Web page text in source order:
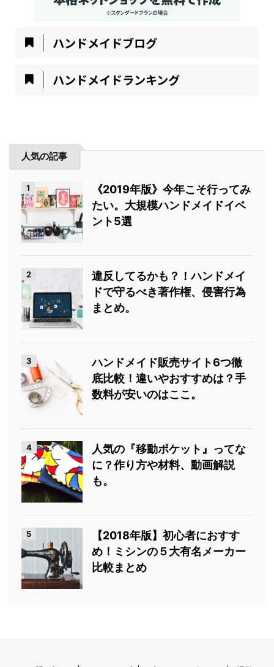
ハンドメイドブログ
ハンドメイドランキング
人気の記事
1
《2019年版》今年こそ行ってみ
たい。大規模ハンドメイドイベ
ント5選
2
違反してるかも？！ハンドメイ
ドで守るべき著作権、侵害行為
まとめ。
3
ハンドメイド販売サイト6つ徹
底比較！違いやおすすめは？手
数料が安いのはここ。
4
人気の『移動ポケット』ってな
に？作り方や材料、動画解説
も。
5
【2018年版】初心者におすす
め！ミシンの５大有名メーカー
比較まとめ